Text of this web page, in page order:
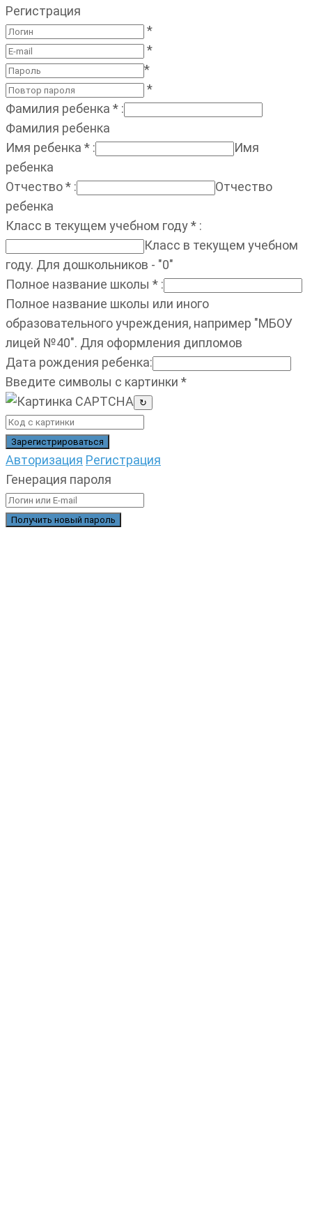
Регистрация
*
*
*
*
Фамилия ребенка * :
Фамилия ребенка
Имя ребенка * :
Имя
ребенка
Отчество* :
Отчество
ребенка
Класс в текущем учебном году* :
Класс в текущем учебном
году. Для дошкольников - "0"
Полное название школы * :
Полное название школы или иного
образовательного учреждения, например "МБОУ
лицей №40". Для оформления дипломов
Дата рождения ребенка:
Введите символы с картинки *
↻
Авторизация Регистрация
Генерация пароля